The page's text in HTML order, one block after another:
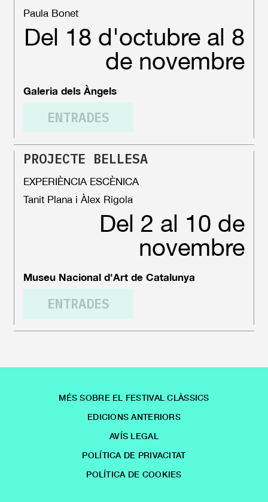
Paula Bonet
Del 18 d'octubre al 8
de novembre
Galeria dels Àngels
ENTRADES
PROJECTE BELLESA
EXPERIÈNCIA ESCÈNICA
Tanit Plana i Àlex Rigola
Del 2 al 10 de
novembre
Museu Nacional d'Art de Catalunya
ENTRADES
MÉS SOBRE EL FESTIVAL CLÀSSICS
EDICIONS ANTERIORS
AVÍS LEGAL
POLÍTICA DE PRIVACITAT
POLÍTICA DE COOKIES